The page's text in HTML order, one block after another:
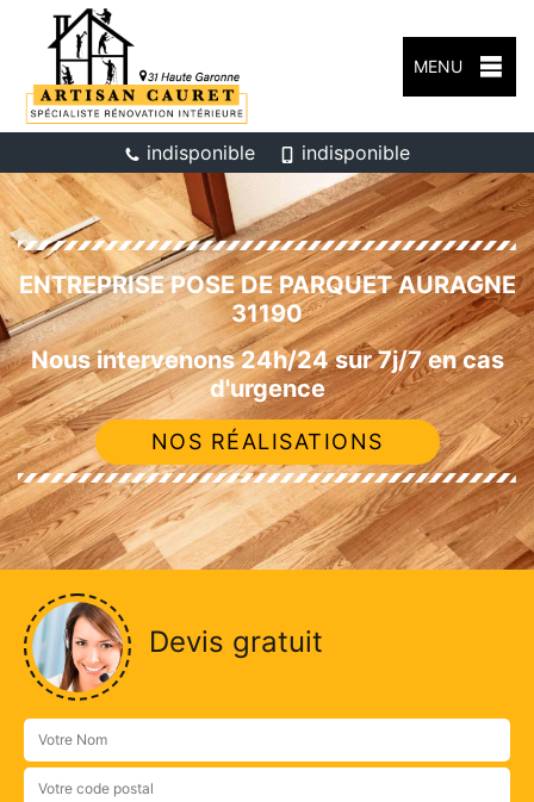
MENU
indisponible indisponible
ENTREPRISE POSE DE PARQUET AURAGNE
31190
Nous intervenons 24h/24 sur 7j/7 en cas
d'urgence
NOS RÉALISATIONS
Devis gratuit